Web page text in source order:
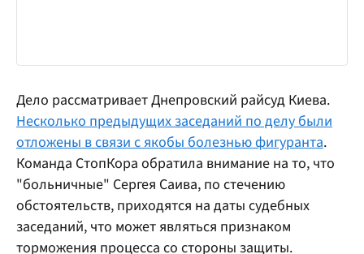
Дело рассматривает Днепровский райсуд Киева.
Несколько предыдущих заседаний по делу были
отложены в связи с якобы болезнью фигуранта.
Команда СтопКора обратила внимание на то, что
"больничные" Сергея Саива, по стечению
обстоятельств, приходятся на даты судебных
заседаний, что может являться признаком
торможения процесса со стороны защиты.